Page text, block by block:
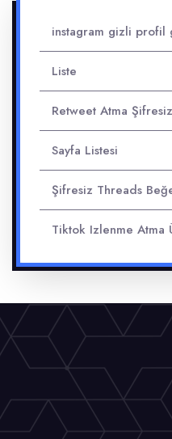
instagram gizli profil
Liste
Retweet Atma Şifresiz
Sayfa Listesi
Şifresiz Threads
Tiktok Izlenme Atma